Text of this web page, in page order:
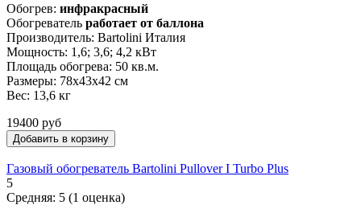
Обогрев: инфракрасный
Обогреватель работает от баллона
Производитель: Bartolini Италия
Мощность: 1,6; 3,6; 4,2 кВт
Площадь обогрева: 50 кв.м.
Размеры: 78x43x42 см
Вес: 13,6 кг
19400 руб
Газовый обогреватель Bartolini Pullover I Turbo Plus
5
Средняя: 5 (1 оценка)